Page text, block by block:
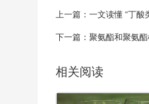
上一篇： 一文读懂 “丁酸
下一篇： 聚氨酯和聚氨
相关阅读